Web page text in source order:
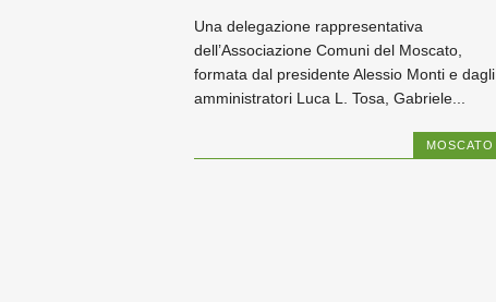
Una delegazione rappresentativa
dell’Associazione Comuni del Moscato,
formata dal presidente Alessio Monti e dagli
amministratori Luca L. Tosa, Gabriele...
MOSCATO